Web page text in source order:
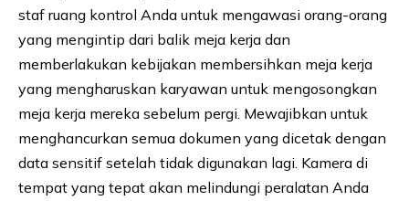
staf ruang kontrol Anda untuk mengawasi orang-orang
yang mengintip dari balik meja kerja dan
memberlakukan kebijakan membersihkan meja kerja
yang mengharuskan karyawan untuk mengosongkan
meja kerja mereka sebelum pergi. Mewajibkan untuk
menghancurkan semua dokumen yang dicetak dengan
data sensitif setelah tidak digunakan lagi. Kamera di
tempat yang tepat akan melindungi peralatan Anda